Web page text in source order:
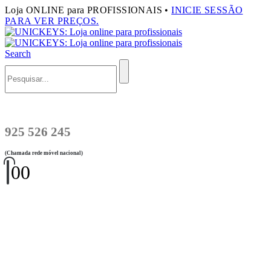
Loja ONLINE para PROFISSIONAIS •INICIE SESSÃO
PARA VER PREÇOS.
Search
925 526 245
(Chamada rede móvel nacional)
00